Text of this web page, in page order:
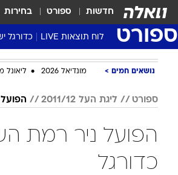
חדשות ספורט בחירות
ספורט לוח תוצאות LIVE כדורגל
ליגת העל Winner
גביע
שגרירים
נושאים חמים מונדיאל 2026 ליאונל
ספורט ליגת העל 2011/12 הפועל
כדורגל